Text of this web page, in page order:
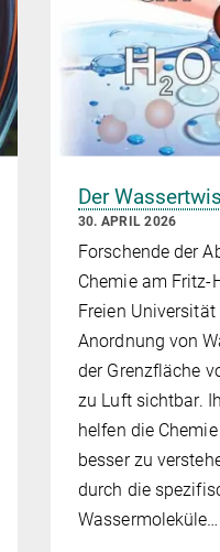
Der
30. APRIL 2026
Forschende der
Chemie am Fritz-
Freien
Anordnung von
der Grenzfläche
zu Luft sichtbar.
helfen die
besser zu
durch die
Wassermoleküle…